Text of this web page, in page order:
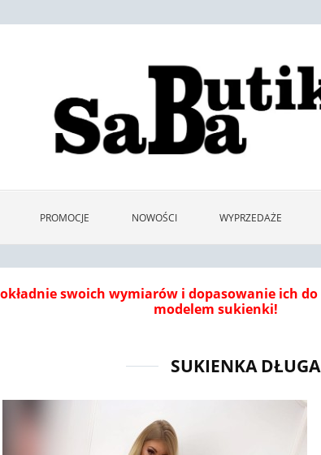
PROMOCJE NOWOŚCI WYPRZEDAŻE
swoich wymiarów i dopasowanie ich
modelem sukienki!
SUKIENKA